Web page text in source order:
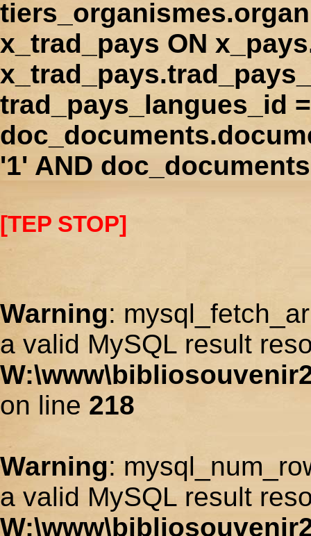
x_trad_pays ON
trad_pays_langues_id
'1' AND
[TEP STOP]
Warning:
a valid MySQL result
on line 218
Warning:
a valid MySQL result